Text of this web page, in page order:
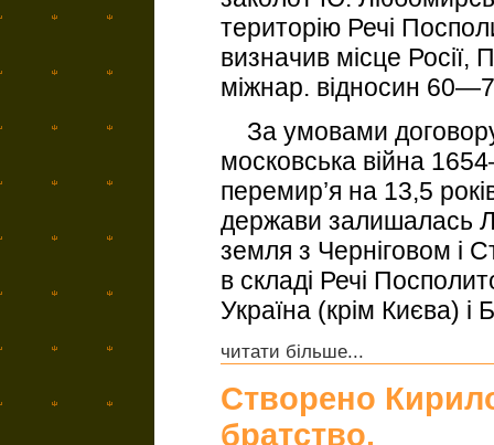
територію Речі
визначив місце Росії,
міжнар. відносин
За умовами
московська війна
перемир’я на 13,5
держави залишалась
земля з Черніговом і
в складі Речі
Україна (крім Києва) і
читати більше...
Створено
братство.